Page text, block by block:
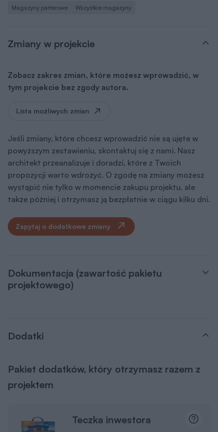
Magazyny parterowe Wszystkie magazyny
Zmiany w projekcie
Zobacz zakres zmian, które możesz wprowadzić, w
tym projekcie bez zgody autora.
Lista możliwych zmian
Jeśli zmiany, które chcesz wprowadzić nie są ujęte w
powyższym zestawieniu, skontaktuj się z nami. Nasz
architekt przeanalizuje i doradzi, które z Twoich
propozycji warto wdrożyć. O zgodę na zmiany możesz
wystąpić nie tylko w momencie zakupu projektu, ale
także później i otrzymasz ją bezpłatnie w ciągu kilku dni.
Zapytaj o dodatkowe zmiany
Dokumentacja (zawartość pakietu
projektowego)
Dodatki
Pakiet dodatków, który otrzymasz razem z
projektem
Teczka inwestora